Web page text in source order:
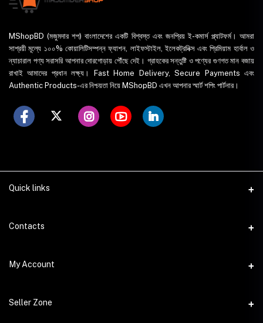
MShopBD (মজুমদার শপ) বাংলাদেশের একটি বিশ্বস্ত এবং জনপ্রিয় ই-কমার্স প্ল্যাটফর্ম। আমরা
সাশ্রয়ী মূল্যে ১০০% কোয়ালিটিসম্পন্ন ফ্যাশন, লাইফস্টাইল, ইলেকট্রনিক্স এবং প্রিমিয়াম হার্বাল ও
ন্যাচারাল পণ্য সরাসরি আপনার দোরগোড়ায় পৌঁছে দেই। গ্রাহকের সন্তুষ্টি ও পণ্যের গুণগত মান বজায়
রাখাই আমাদের প্রধান লক্ষ্য। Fast Home Delivery, Secure Payments এবং
Authentic Products-এর নিশ্চয়তা নিয়ে MShopBD এখন আপনার স্মার্ট শপিং পার্টনার।
Quick links
WhatsApp
Contacts
Address
Janota Road, 8100, Dhaka, Bangladesh.
My Account
Login
Seller Zone